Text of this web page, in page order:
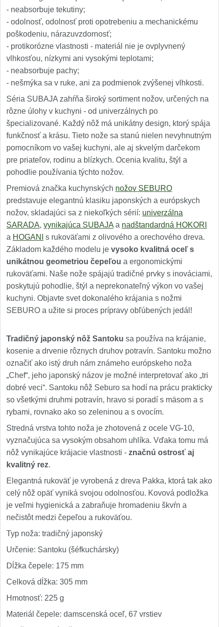
- neabsorbuje tekutiny;
- odolnosť, odolnosť proti opotrebeniu a mechanickému
poškodeniu, nárazuvzdornosť;
- protikorózne vlastnosti - materiál nie je ovplyvnený
vlhkosťou, nízkymi ani vysokými teplotami;
- neabsorbuje pachy;
- nešmýka sa v ruke, ani za podmienok zvýšenej vlhkosti.
Séria SUBAJA zahŕňa široký sortiment nožov, určených na
rôzne úlohy v kuchyni - od univerzálnych po
špecializované. Každý nôž má unikátny design, ktorý spája
funkčnosť a krásu. Tieto nože sa stanú nielen nevyhnutným
pomocníkom vo vašej kuchyni, ale aj skvelým darčekom
pre priateľov, rodinu a blízkych. Ocenia kvalitu, štýl a
pohodlie používania týchto nožov.
Premiová značka kuchynských nožov SEBURO
predstavuje elegantnú klasiku japonských a európskych
nožov, skladajúci sa z niekoľkých sérií: univerzálna
SARADA, vynikajúca SUBAJA a nadštandardná HOKORI
a HOGANI
s rukoväťami z olivového a orechového dreva.
Základom každého modelu je vysoko kvalitná oceľ s
unikátnou geometriou čepeľou a ergonomickými
rukoväťami. Naše nože spájajú tradičné prvky s inováciami,
poskytujú pohodlie, štýl a neprekonateľný výkon vo vašej
kuchyni. Objavte svet dokonalého krájania s nožmi
SEBURO a užite si proces prípravy obľúbených jedál!
Tradičný japonský nôž Santoku sa používa na krájanie,
kosenie a drvenie rôznych druhov potravín. Santoku možno
označiť ako istý druh nám známeho európskeho noža
„Chef“, jeho japonský názov je možné interpretovať ako „tri
dobré veci“. Santoku nôž Seburo sa hodí na prácu prakticky
so všetkými druhmi potravín, hravo si poradí s mäsom a s
rybami, rovnako ako so zeleninou a s ovocím.
Stredná vrstva tohto noža je zhotovená z ocele VG-10,
vyznačujúca sa vysokým obsahom uhlíka. Vďaka tomu má
nôž vynikajúce krájacie vlastnosti - značnú ostrosť aj
kvalitný rez.
Elegantná rukoväť je vyrobená z dreva Pakka, ktorá tak ako
celý nôž opäť vyniká svojou odolnosťou. Kovová podložka
je veľmi hygienická a zabraňuje hromadeniu škvŕn a
nečistôt medzi čepeľou a rukoväťou.
Typ noža: tradičný japonský
Určenie: Santoku (šéfkuchársky)
Dĺžka čepele: 175 mm
Celková dĺžka: 305 mm
Hmotnosť: 225 g
Materiál čepele: damscenská oceľ, 67 vrstiev